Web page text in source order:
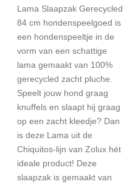
Lama Slaapzak Gerecycled
84 cm hondenspeelgoed is
een hondenspeeltje in de
vorm van een schattige
lama gemaakt van 100%
gerecycled zacht pluche.
Speelt jouw hond graag
knuffels en slaapt hij graag
op een zacht kleedje? Dan
is deze Lama uit de
Chiquitos-lijn van Zolux hét
ideale product! Deze
slaapzak is gemaakt van